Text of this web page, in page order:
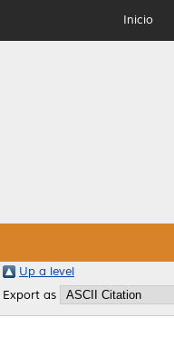
Inicio
Up a level
Export as